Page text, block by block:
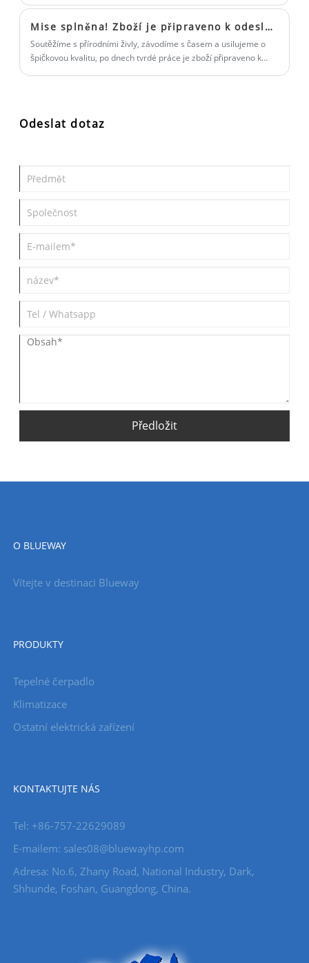
Mise splněna! Zboží je připraveno k odeslání!
Soutěžíme s přírodními živly, závodíme s časem a usilujeme o
špičkovou kvalitu, po dnech tvrdé práce je zboží připraveno k
Odeslat dotaz
Předložit
O BLUEWAY
Vítejte v destinaci Blueway
PRODUKTY
Tepelné čerpadlo
Klimatizace
Ostatní elektrická zařízení
KONTAKTUJTE NÁS
Tel: +86-757-22629089
E-mailem: sales08@bluewayhp.com
Adresa: No.6, Zhany Road, National Industry, Dark,
Shhunde, Foshan, Guangdong, China.